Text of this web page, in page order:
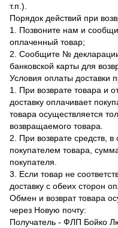
т.п.).
Порядок действий при
1. Позвоните нам и
оплаченный товар;
2. Сообщите №
банковской карты для
Условия оплаты доставки
1. При возврате товара и
доставку оплачивает
товара осуществляется
возвращаемого товара.
2. При возврате средств,
покупателем товара,
покупателя.
3. Если товар не
доставку с обеих сторон
Обмен и возврат товара
через Новую почту:
Получатель - ФЛП Бойко